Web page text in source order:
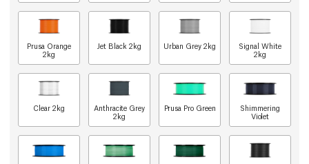
Prusa Orange
2kg
Jet Black 2kg Urban Grey 2kg
Signal White
2kg
Clear 2kg
Anthracite Grey
2kg
Prusa Pro Green
Shimmering
Violet